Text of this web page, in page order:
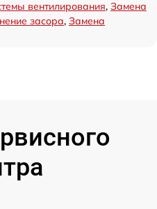
вентилирования, Замена
засора, Замена